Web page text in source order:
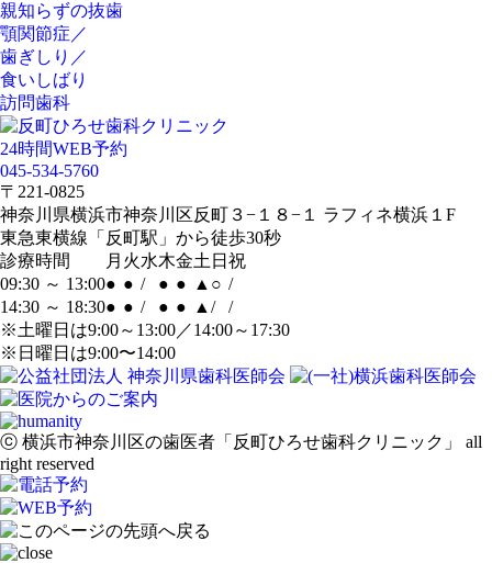
親知らずの抜歯
顎関節症／
歯ぎしり／
食いしばり
訪問歯科
24時間WEB予約
045-534-5760
〒221-0825
神奈川県横浜市神奈川区反町３−１８−１ ラフィネ横浜１F
東急東横線「反町駅」から徒歩30秒
診療時間
月 火水木金土 日 祝
09:30 ～ 13:00● ● / ● ● ▲ ○ /
14:30 ～ 18:30● ● / ● ● ▲ /
/
※土曜日は9:00～13:00／14:00～17:30
※日曜日は9:00〜14:00
ⓒ 横浜市神奈川区の歯医者「反町ひろせ歯科クリニック」 all
right reserved